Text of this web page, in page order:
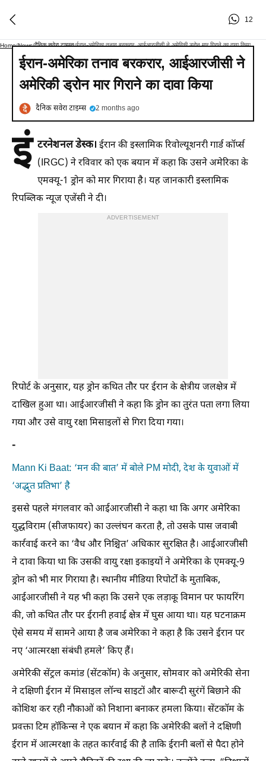
12
Home/News/दैनिक सवेरा टाइम्स/ईरान-अमेरिका तनाव बरकरार, आईआरजीसी ने अमेरिकी ड्रोन मार गिराने का दावा क‍िया
ईरान-अमेरिका तनाव बरकरार, आईआरजीसी ने
अमेरिकी ड्रोन मार गिराने का दावा क‍िया
दैनिक सवेरा टाइम्स 2 months ago
इं टरनेशनल डेस्क। ईरान की इस्लामिक रिवोल्यूशनरी गार्ड कॉर्प्स
(IRGC) ने रविवार को एक बयान में कहा कि उसने अमेरिका के
एमक्‍यू-1 ड्रोन को मार गिराया है। यह जानकारी इस्लामिक
रिपब्लिक न्यूज एजेंसी ने दी।
ADVERTISEMENT
रिपोर्ट के अनुसार, यह ड्रोन कथित तौर पर ईरान के क्षेत्रीय जलक्षेत्र में
दाखिल हुआ था। आईआरजीसी ने कहा कि ड्रोन का तुरंत पता लगा लिया
गया और उसे वायु रक्षा मिसाइलों से गिरा दिया गया।
-
Mann Ki Baat: ‘मन की बात’ में बोले PM मोदी, देश के युवाओं में
‘अद्भुत प्रतिभा’ है
इससे पहले मंगलवार को आईआरजीसी ने कहा था कि अगर अमेरिका
युद्धविराम (सीजफायर) का उल्लंघन करता है, तो उसके पास जवाबी
कार्रवाई करने का ‘वैध और निश्चित’ अधिकार सुरक्षित है। आईआरजीसी
ने दावा किया था कि उसकी वायु रक्षा इकाइयों ने अमेरिका के एमक्‍यू-9
ड्रोन को भी मार गिराया है। स्थानीय मीडिया रिपोर्टों के मुताबिक,
आईआरजीसी ने यह भी कहा कि उसने एक लड़ाकू विमान पर फायरिंग
की, जो कथित तौर पर ईरानी हवाई क्षेत्र में घुस आया था। यह घटनाक्रम
ऐसे समय में सामने आया है जब अमेरिका ने कहा है कि उसने ईरान पर
नए ‘आत्मरक्षा संबंधी हमले’ किए हैं।
अमेरिकी सेंट्रल कमांड (सेंटकॉम) के अनुसार, सोमवार को अमेरिकी सेना
ने दक्षिणी ईरान में मिसाइल लॉन्च साइटों और बारूदी सुरंगें बिछाने की
कोशिश कर रही नौकाओं को निशाना बनाकर हमला किया। सेंटकॉम के
प्रवक्ता टिम हॉकिन्स ने एक बयान में कहा क‍ि अमेरिकी बलों ने दक्षिणी
ईरान में आत्मरक्षा के तहत कार्रवाई की है ताकि ईरानी बलों से पैदा होने